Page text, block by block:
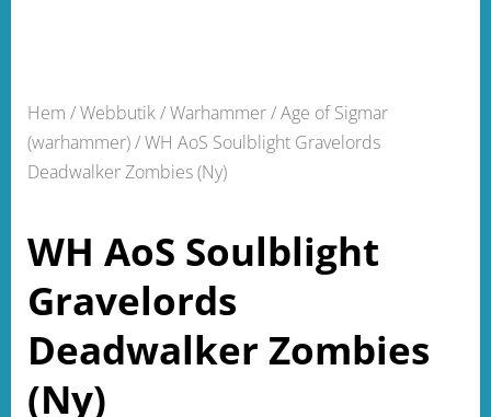
Hem /Webbutik/Warhammer/Age of Sigmar
(warhammer)/ WH AoS Soulblight Gravelords
Deadwalker Zombies (Ny)
WH AoS Soulblight
Gravelords
Deadwalker Zombies
(Ny)